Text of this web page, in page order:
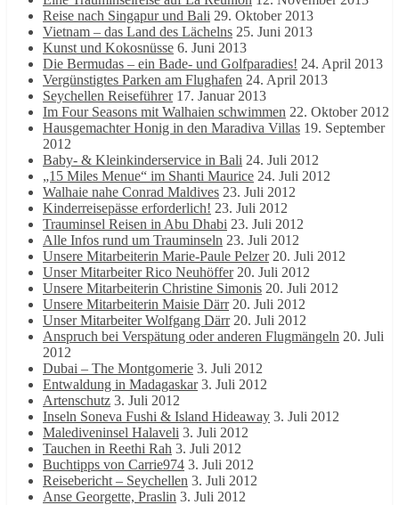
Reise nach Singapur und Bali 29. Oktober 2013
Vietnam – das Land des Lächelns 25. Juni 2013
Kunst und Kokosnüsse 6. Juni 2013
Die Bermudas – ein Bade- und Golfparadies! 24. April 2013
Vergünstigtes Parken am Flughafen 24. April 2013
Seychellen Reiseführer 17. Januar 2013
Im Four Seasons mit Walhaien schwimmen 22. Oktober 2012
Hausgemachter Honig in den Maradiva Villas 19. September
2012
Baby- & Kleinkinderservice in Bali 24. Juli 2012
„15 Miles Menue“ im Shanti Maurice 24. Juli 2012
Walhaie nahe Conrad Maldives 23. Juli 2012
Kinderreisepässe erforderlich! 23. Juli 2012
Trauminsel Reisen in Abu Dhabi 23. Juli 2012
Alle Infos rund um Trauminseln 23. Juli 2012
Unsere Mitarbeiterin Marie-Paule Pelzer 20. Juli 2012
Unser Mitarbeiter Rico Neuhöffer 20. Juli 2012
Unsere Mitarbeiterin Christine Simonis 20. Juli 2012
Unsere Mitarbeiterin Maisie Därr 20. Juli 2012
Unser Mitarbeiter Wolfgang Därr 20. Juli 2012
Anspruch bei Verspätung oder anderen Flugmängeln 20. Juli
2012
Dubai – The Montgomerie 3. Juli 2012
Entwaldung in Madagaskar 3. Juli 2012
Artenschutz 3. Juli 2012
Inseln Soneva Fushi & Island Hideaway 3. Juli 2012
Malediveninsel Halaveli 3. Juli 2012
Tauchen in Reethi Rah 3. Juli 2012
Buchtipps von Carrie974 3. Juli 2012
Reisebericht – Seychellen 3. Juli 2012
Anse Georgette, Praslin 3. Juli 2012